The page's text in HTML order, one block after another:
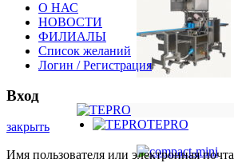
TEPRO
О НАС
НОВОСТИ
ФИЛИАЛЫ
Список желаний
Логин / Регистрация
Вход
закрыть
Имя пользователя или электронная почта